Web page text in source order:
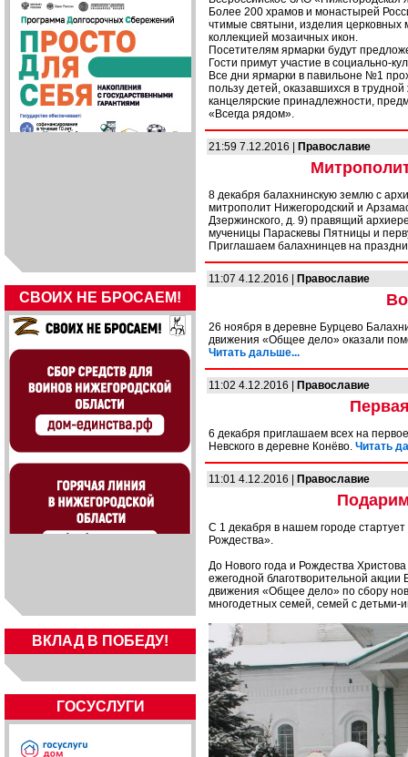
СВОИХ НЕ БРОСАЕМ!
ВКЛАД В ПОБЕДУ!
ГОСУСЛУГИ
Более 200 храмов и монастырей
чтимые святыни, изделия церковных
коллекцией мозаичных икон.
Посетителям ярмарки будут
Гости примут участие в социально-
Все дни ярмарки в павильоне №1
пользу детей, оказавшихся в
канцелярские принадлежности,
«Всегда рядом».
21:59 7.12.2016 | Православие
8 декабря балахнинскую землю с
митрополит Нижегородский и
Дзержинского, д. 9) правящий
мученицы Параскевы Пятницы и
Приглашаем балахнинцев на
11:07 4.12.2016 | Православие
26 ноября в деревне Бурцево
движения «Общее дело» оказали
Читать дальше...
11:02 4.12.2016 | Православие
6 декабря приглашаем всех на
Невского в деревне Конёво. Читать
11:01 4.12.2016 | Православие
С 1 декабря в нашем городе
Рождества».
До Нового года и Рождества
ежегодной благотворительной акции
движения «Общее дело» по сбору
многодетных семей, семей с детьми-